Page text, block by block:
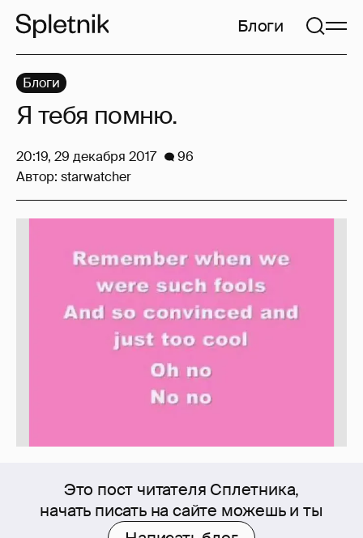
Блоги
Это пост читателя Сплетника,
начать писать на сайте можешь и ты
Блоги
Я тебя помню.
20:19, 29 декабря 2017
96
Автор: starwatcher